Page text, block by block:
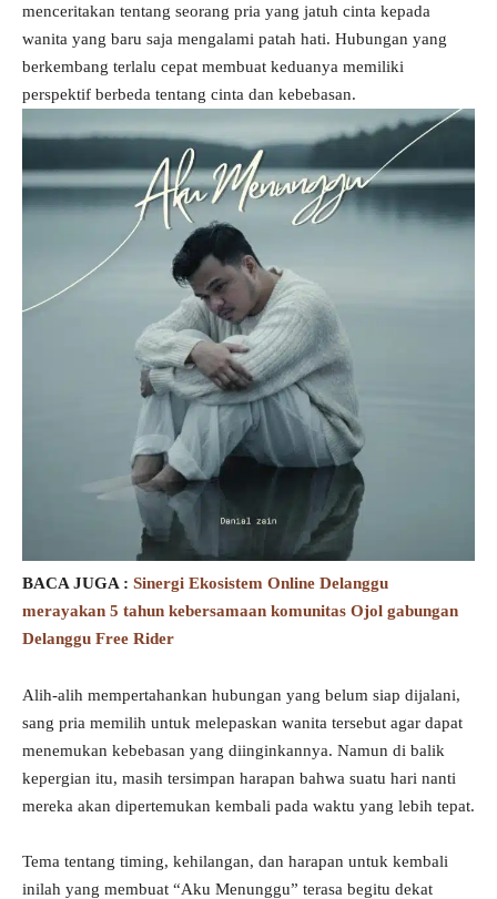
menceritakan tentang seorang pria yang jatuh cinta kepada
wanita yang baru saja mengalami patah hati. Hubungan yang
berkembang terlalu cepat membuat keduanya memiliki
perspektif berbeda tentang cinta dan kebebasan.
BACA JUGA : Sinergi Ekosistem Online Delanggu
merayakan 5 tahun kebersamaan komunitas Ojol gabungan
Delanggu Free Rider
Alih-alih mempertahankan hubungan yang belum siap dijalani,
sang pria memilih untuk melepaskan wanita tersebut agar dapat
menemukan kebebasan yang diinginkannya. Namun di balik
kepergian itu, masih tersimpan harapan bahwa suatu hari nanti
mereka akan dipertemukan kembali pada waktu yang lebih tepat.
Tema tentang timing, kehilangan, dan harapan untuk kembali
inilah yang membuat “Aku Menunggu” terasa begitu dekat